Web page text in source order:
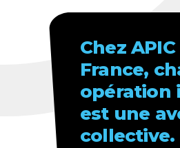
Chez
France,
opération
est une
collective.